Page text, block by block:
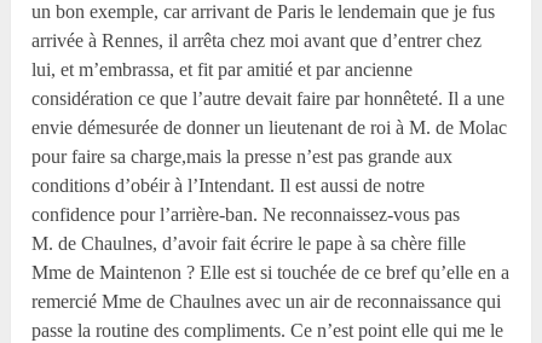
un bon exemple, car arrivant de Paris le lendemain que je fus
arrivée à Rennes, il arrêta chez moi avant que d’entrer chez
lui, et m’embrassa, et fit par amitié et par ancienne
considération ce que l’autre devait faire par honnêteté. Il a une
envie démesurée de donner un lieutenant de roi à M. de Molac
pour faire sa charge,mais la presse n’est pas grande aux
conditions d’obéir à l’Intendant. Il est aussi de notre
confidence pour l’arrière-ban. Ne reconnaissez-vous pas
M. de Chaulnes, d’avoir fait écrire le pape à sa chère fille
Mme de Maintenon ? Elle est si touchée de ce bref qu’elle en a
remercié Mme de Chaulnes avec un air de reconnaissance qui
passe la routine des compliments. Ce n’est point elle qui me le